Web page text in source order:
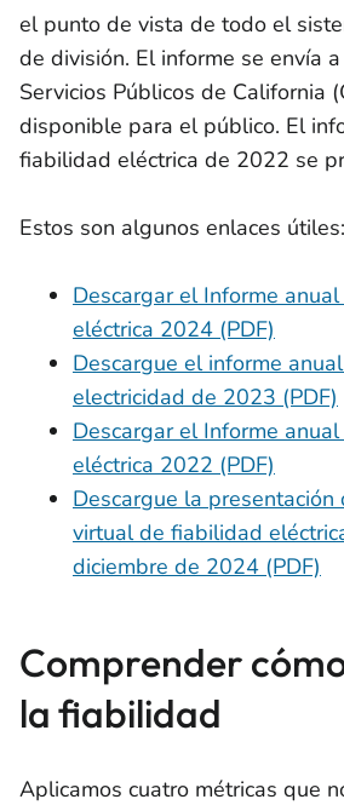
el punto de vista de todo el
de división. El informe se envía
Servicios Públicos de California
disponible para el público. El
fiabilidad eléctrica de 2022 se
Estos son algunos enlaces útiles:
Descargar el Informe
eléctrica 2024 (PDF)
Descargue el informe
electricidad de 2023 (PDF)
Descargar el Informe
eléctrica 2022 (PDF)
Descargue la presentación
virtual de fiabilidad
diciembre de 2024 (PDF)
Comprender
la fiabilidad
Aplicamos cuatro métricas que